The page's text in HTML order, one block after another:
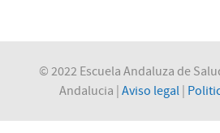
© 2022 Escuela Andaluza de
Andalucia | Aviso legal |